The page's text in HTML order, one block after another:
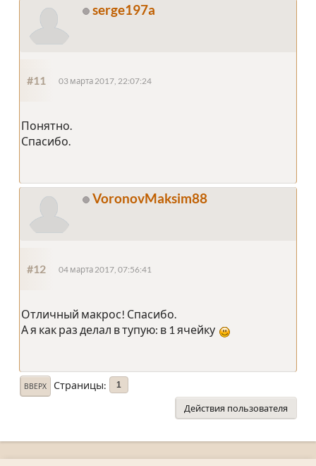
serge197a
#11 03 марта 2017, 22:07:24
Понятно.
Спасибо.
VoronovMaksim88
#12 04 марта 2017, 07:56:41
Отличный макрос! Спасибо.
А я как раз делал в тупую: в 1 ячейку
ВВЕРХ Страницы 1
Действия пользователя